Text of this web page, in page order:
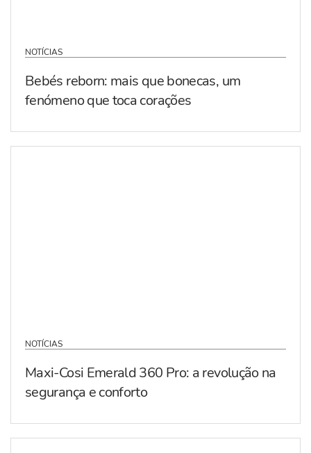
NOTÍCIAS
Bebés reborn: mais que bonecas, um
fenómeno que toca corações
NOTÍCIAS
Maxi-Cosi Emerald 360 Pro: a revolução na
segurança e conforto